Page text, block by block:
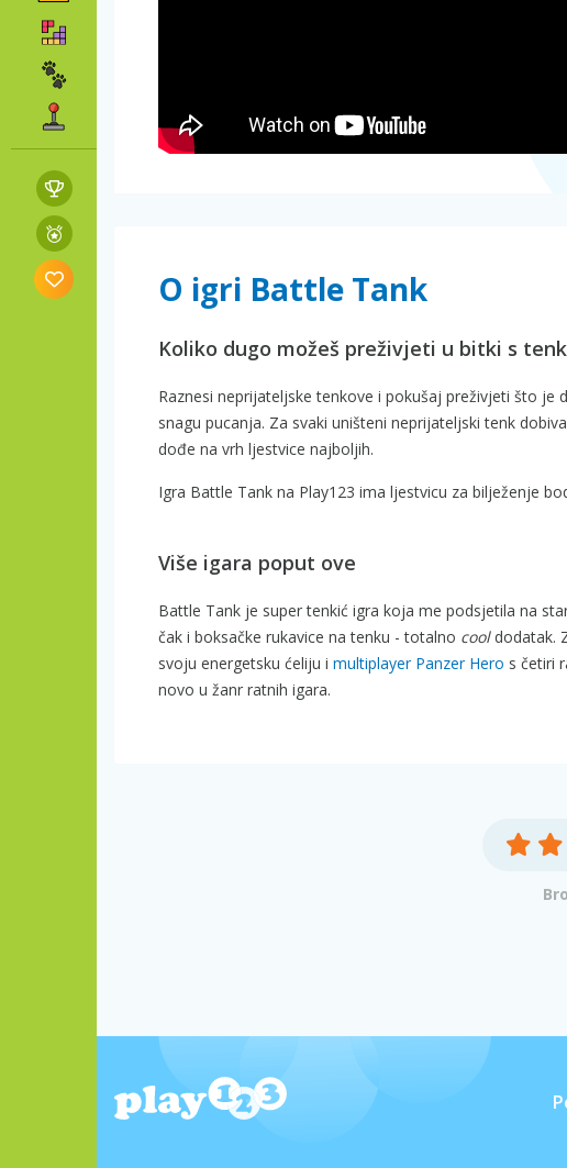
O igri Battle Tank
Koliko dugo možeš preživjeti u bitki s
Raznesi neprijateljske tenkove i pokušaj preživjeti što
snagu pucanja. Za svaki uništeni neprijateljski tenk
dođe na vrh ljestvice najboljih.
Igra Battle Tank na Play123 ima ljestvicu za bilježenje
Više igara poput ove
Battle Tank je super tenkić igra koja me podsjetila na
čak i boksačke rukavice na tenku - totalno cooldodatak.
svoju energetsku ćeliju i multiplayer Panzer Hero s četiri
novo u žanr ratnih igara.